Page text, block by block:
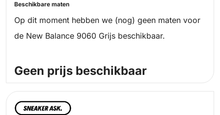
Beschikbare maten
Op dit moment hebben we (nog) geen maten voor
de New Balance 9060 Grijs beschikbaar.
Geen prijs beschikbaar